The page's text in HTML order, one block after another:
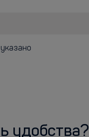
удобства?